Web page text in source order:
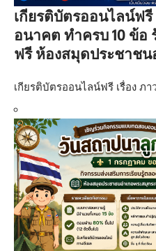
เกียรติบัตรออนไลน์ฟรี
อนาคต ทำครบ 10 ข้อ
ฟรี ห้องสมุดประชาชน
เกียรติบัตรออนไลน์ฟรี เรื่อง ภ